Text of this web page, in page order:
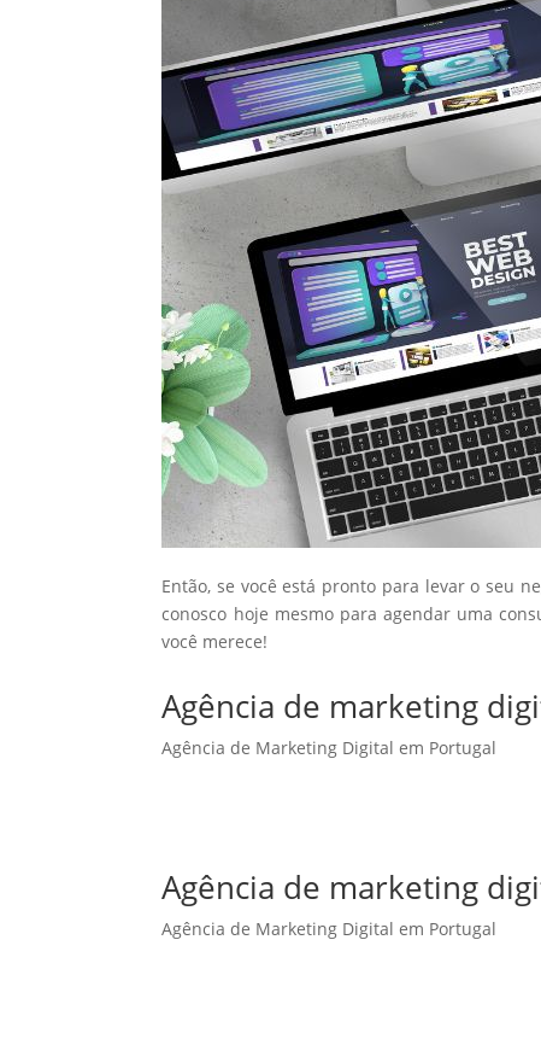
Então, se você está pronto para levar o seu
conosco hoje mesmo para agendar uma
você merece!
Agência de marketing
Agência de Marketing Digital em Portugal
Agência de marketing
Agência de Marketing Digital em Portugal